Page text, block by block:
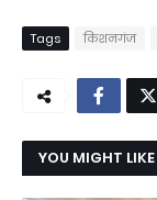
Tags किशनगंज
YOU MIGHT LIKE